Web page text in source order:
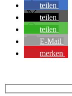
teilen
teilen
teilen
E-Mail
merken